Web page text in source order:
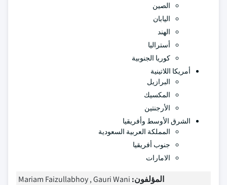
الصين
اليابان
الهند
أستراليا
كوريا الجنوبية
أمريكا اللاتينية
البرازيل
المكسيك
الأرجنتين
الشرق الأوسط وأفريقيا
المملكة العربية السعودية
جنوب أفريقيا
الامارات
المؤلفون: Mariam Faizullabhoy , Gauri Wani